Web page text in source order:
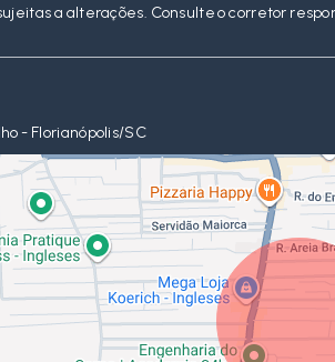
a alterações. Consulte o corretor
- Florianópolis/SC